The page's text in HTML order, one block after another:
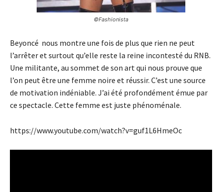
©Fashionista
Beyoncé nous montre une fois de plus que rien ne peut
l’arrêter et surtout qu’elle reste la reine incontesté du RNB.
Une militante, au sommet de son art qui nous prouve que
l’on peut être une femme noire et réussir. C’est une source
de motivation indéniable. J’ai été profondément émue par
ce spectacle. Cette femme est juste phénoménale.
https://www.youtube.com/watch?v=guf1L6HmeOc